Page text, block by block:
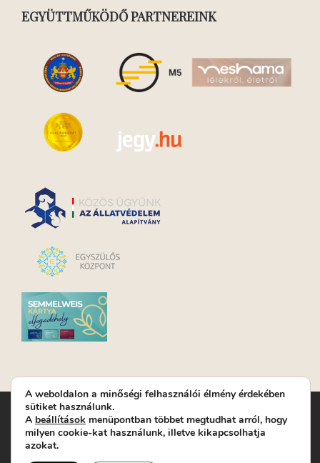
EGYÜTTMŰKÖDŐ PARTNEREINK
Turay Ida Színház Közhasznú Nonprofit Kft. | Működési
helyszín: Turay Ida Színház 1089 Budapest, Kálvária tér 6. |
Levelezési cím: 1089 Budapest, Kálvária tér 14. | Titkárság:
A weboldalon a minőségi felhasználói élmény érdekében
sütiket használunk.
A beállítások menüpontban többet megtudhat arról, hogy
milyen cookie-kat használunk, illetve kikapcsolhatja
azokat.